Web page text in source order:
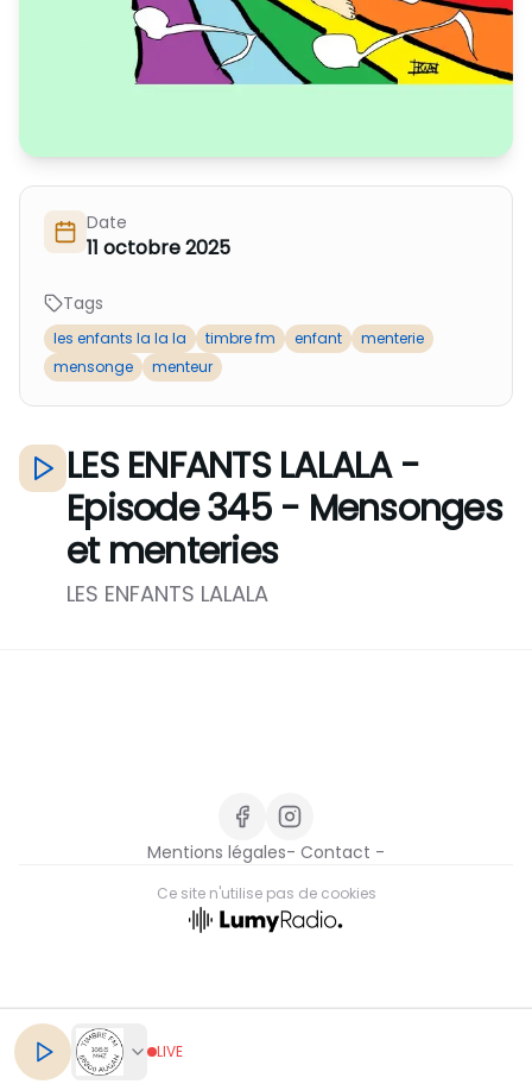
Nous Soutenir / Adhérer
Exprime ton soutien
La newsletter
FR
Date
11 octobre 2025
Tags
les enfants la la la timbre fm enfant
menterie
mensonge
menteur
LES ENFANTS LALALA -
Episode 345 - Mensonges
et menteries
LES ENFANTS LALALA
Mentions légales- Contact -
Ce site n'utilise pas de cookies
LIVE